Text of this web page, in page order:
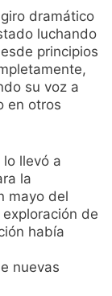
dramático
luchando
principios
su voz a
en otros
llevó a
la
mayo del
de
había
nuevas